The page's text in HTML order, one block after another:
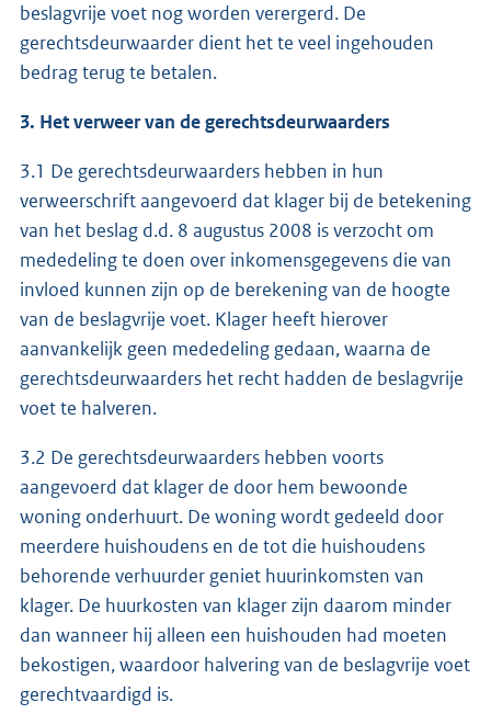
beslagvrije voet nog worden verergerd. De
gerechtsdeurwaarder dient het te veel ingehouden
bedrag terug te betalen.
3. Het verweer van de gerechtsdeurwaarders
3.1 De gerechtsdeurwaarders hebben in hun
verweerschrift aangevoerd dat klager bij de betekening
van het beslag d.d. 8 augustus 2008 is verzocht om
mededeling te doen over inkomensgegevens die van
invloed kunnen zijn op de berekening van de hoogte
van de beslagvrije voet. Klager heeft hierover
aanvankelijk geen mededeling gedaan, waarna de
gerechtsdeurwaarders het recht hadden de beslagvrije
voet te halveren.
3.2 De gerechtsdeurwaarders hebben voorts
aangevoerd dat klager de door hem bewoonde
woning onderhuurt. De woning wordt gedeeld door
meerdere huishoudens en de tot die huishoudens
behorende verhuurder geniet huurinkomsten van
klager. De huurkosten van klager zijn daarom minder
dan wanneer hij alleen een huishouden had moeten
bekostigen, waardoor halvering van de beslagvrije voet
gerechtvaardigd is.